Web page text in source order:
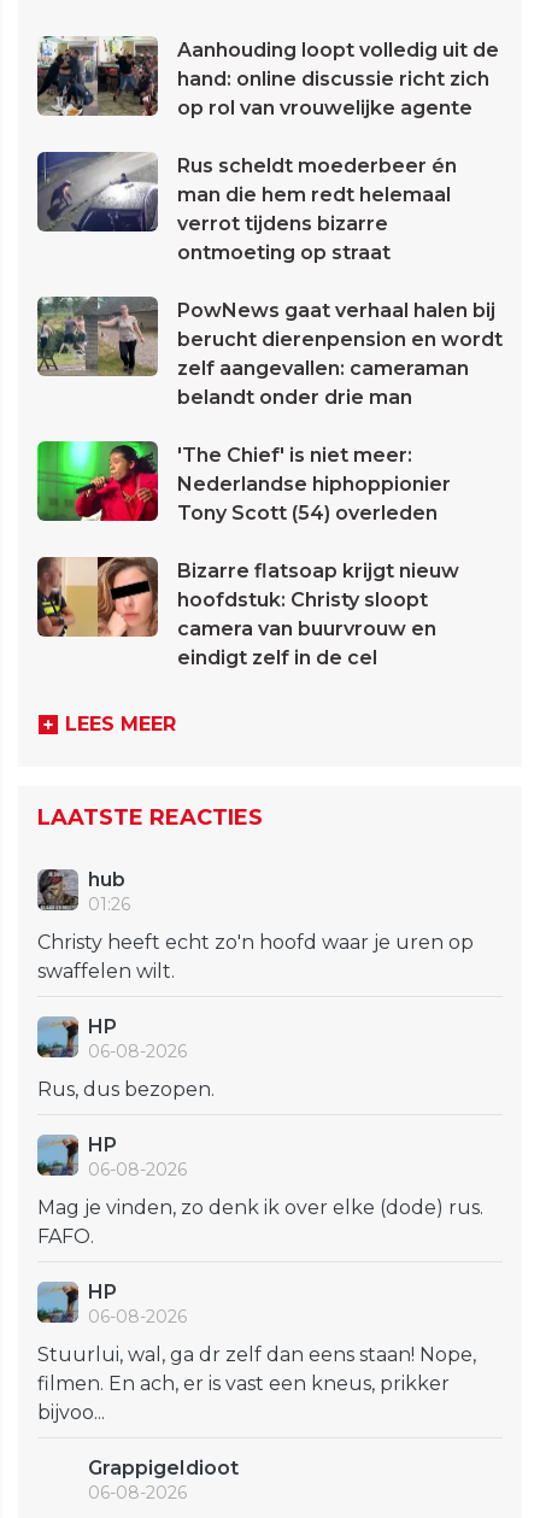
Aanhouding loopt volledig uit de
hand: online discussie richt zich
op rol van vrouwelijke agente
Rus scheldt moederbeer én
man die hem redt helemaal
verrot tijdens bizarre
ontmoeting op straat
PowNews gaat verhaal halen bij
berucht dierenpension en wordt
zelf aangevallen: cameraman
belandt onder drie man
'The Chief' is niet meer:
Nederlandse hiphoppionier
Tony Scott (54) overleden
Bizarre flatsoap krijgt nieuw
hoofdstuk: Christy sloopt
camera van buurvrouw en
eindigt zelf in de cel
LEES MEER
LAATSTE REACTIES
hub
01:26
Christy heeft echt zo'n hoofd waar je uren op
swaffelen wilt.
HP
06-08-2026
Rus, dus bezopen.
HP
06-08-2026
Mag je vinden, zo denk ik over elke (dode) rus.
FAFO.
HP
06-08-2026
Stuurlui, wal, ga dr zelf dan eens staan! Nope,
filmen. En ach, er is vast een kneus, prikker
bijvoo...
GrappigeIdioot
06-08-2026